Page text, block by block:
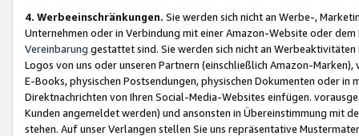
4. Werbeeinschränkungen. Sie werden sich nicht an Werbe-,
Unternehmen oder in Verbindung mit einer Amazon-Website oder
Vereinbarung gestattet sind. Sie werden sich nicht an
Logos von uns oder unseren Partnern (einschließlich Amazon-
E-Books, physischen Postsendungen, physischen Dokumenten oder in
Direktnachrichten von Ihren Social-Media-Websites einfügen.
Kunden angemeldet werden) und ansonsten in Übereinstimmung mit
stehen. Auf unser Verlangen stellen Sie uns repräsentative